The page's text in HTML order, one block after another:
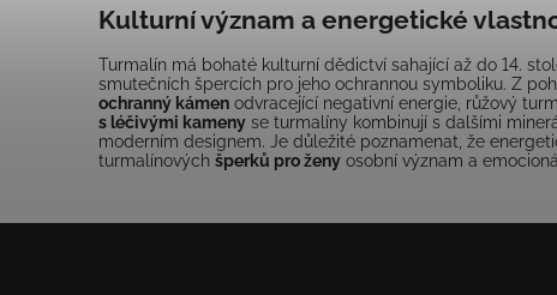
Kulturní význam a energetické
Turmalín má bohaté kulturní dědictví sahající až do 14.
smutečních špercích pro jeho ochrannou symboliku. Z
ochranný kámen odvracející negativní energie, růžový
s léčivými kameny se turmalíny kombinují s dalšími
moderním designem. Je důležité poznamenat, že
turmalínových šperků pro ženy osobní význam a